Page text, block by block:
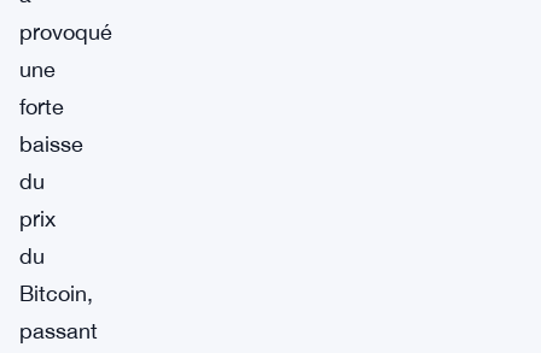
provoqué
une
forte
baisse
du
prix
du
Bitcoin,
passant